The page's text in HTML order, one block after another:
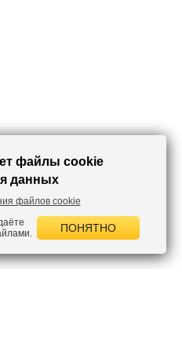
файлы cookie
данных
файлов cookie
ПОНЯТНО